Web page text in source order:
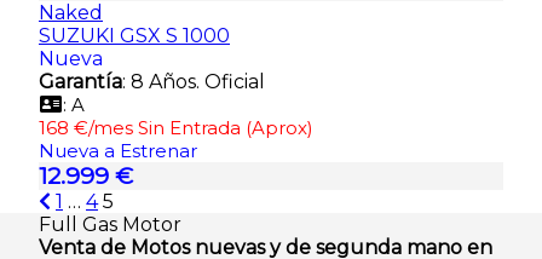
Naked
SUZUKI GSX S 1000
Nueva
Garantía: 8 Años. Oficial
: A
168 €/mes Sin Entrada (Aprox)
Nueva a Estrenar
12.999 €
Paginación
de
entradas
1 … 4 5
Full Gas Motor
Venta de Motos nuevas y de segunda mano en